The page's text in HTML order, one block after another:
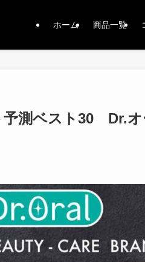
ホーム 商品一覧
予測ベスト30 Dr.